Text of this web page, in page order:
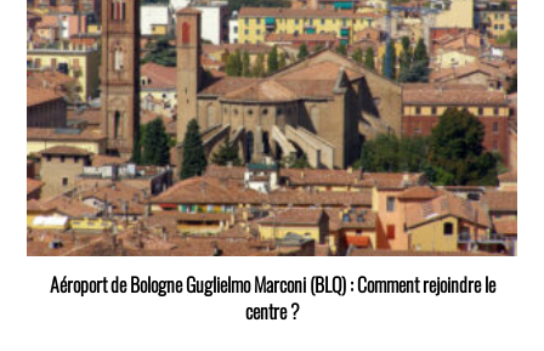
Aéroport de Bologne Guglielmo Marconi (BLQ) : Comment rejoindre le
centre ?